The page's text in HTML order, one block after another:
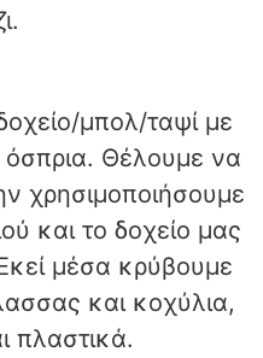
μπολ/ταψί με
όσπρια. Θέλουμε να
χρησιμοποιήσουμε
και το δοχείο μας
μέσα κρύβουμε
και κοχύλια,
πλαστικά.